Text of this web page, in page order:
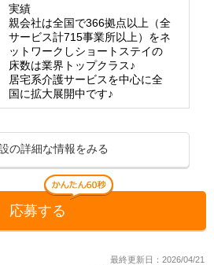
実績
親会社は全国で366拠点以上（全
サービス計715事業所以上）をネ
ットワークしショートステイの
床数は業界トップクラス♪
居宅系介護サービスを中心に全
国に拡大展開中です♪
の詳細な情報をみる
応募する
最終更新日：2026/04/21